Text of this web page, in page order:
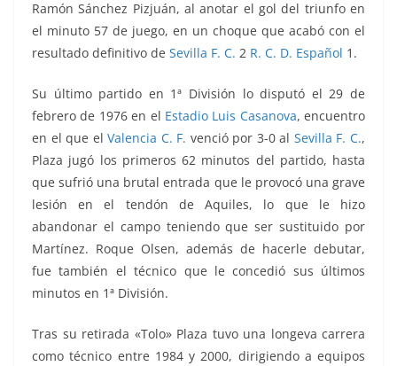
Ramón Sánchez Pizjuán, al anotar el gol del triunfo en
el minuto 57 de juego, en un choque que acabó con el
resultado definitivo de Sevilla F. C. 2 R. C. D. Español 1.
Su último partido en 1ª División lo disputó el 29 de
febrero de 1976 en el Estadio Luis Casanova, encuentro
en el que el Valencia C. F. venció por 3-0 al Sevilla F. C.,
Plaza jugó los primeros 62 minutos del partido, hasta
que sufrió una brutal entrada que le provocó una grave
lesión en el tendón de Aquiles, lo que le hizo
abandonar el campo teniendo que ser sustituido por
Martínez. Roque Olsen, además de hacerle debutar,
fue también el técnico que le concedió sus últimos
minutos en 1ª División.
Tras su retirada «Tolo» Plaza tuvo una longeva carrera
como técnico entre 1984 y 2000, dirigiendo a equipos